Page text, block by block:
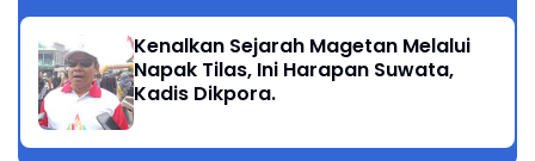
Kenalkan Sejarah Magetan Melalui
Napak Tilas, Ini Harapan Suwata,
Kadis Dikpora.